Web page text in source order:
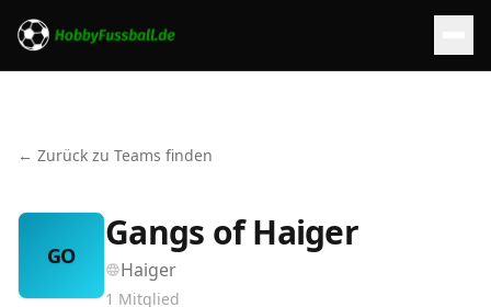
← Zurück zu Teams finden
GO
Gangs of Haiger
Haiger
1 Mitglied